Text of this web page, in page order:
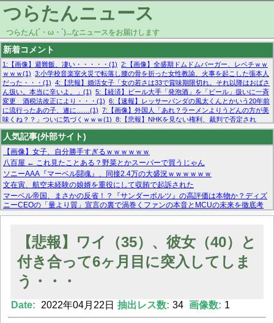
つらたんニュース
つらたん(´・ω・`)...なニュースをお届けします
新着コメント
1:【画像】避難飯、凄い・・・・・(1) 2:【画像】全盛期ドムドムバーガー、レベチｗｗ
ｗｗｗ(1) 3:小学校音楽室火災で転落し腰の骨を折った女性教諭、火事を起こした張本人
だった・・・(1) 4:【悲報】婚活女子「女の若さは33で賞味期限切れ。それ以降はおばさ
ん扱い。本当に辛いよ。」(1) 5:【経済】ビール大手「発泡酒」を「ビール」扱いに一斉
変更 酒税法改正により・・・(1) 6:【速報】レッサーパンダの風太くんとかいう20年前
に流行ったあの子、遂に……(1) 7:【画像】外国人「あれ？ラーメンよりうどんの方が美
味くね？？」ついに気づくｗｗｗ(1) 8:【悲報】NHKを見ない権利、裁判で否定され
る・・・(1) 9:欧州委員長「原発縮小は間違いでした」(1) 10:【悲報】日本企業の人手不
足、限界突破 52%「正社員も足りてません…」(1)
人気記事(外部サイト)
【画像】女子、自分勝手すぎるｗｗｗｗｗｗ
八百屋 ← これ見たことある？野菜とかスーパーで買うじゃん
ソニーAAA『マーベル闘魂』、同接2.4万の大盛況ｗｗｗｗｗｗ
文在寅、航空未経験の娘婿を重役にして収賄で起訴された
マーベル帝国、まさかの反省！？『サンダーボルツ』の高評価は本物か？ディズ
ニーCEOの「量より質」宣言の裏で渦巻くファンの本音とMCUの未来を徹底考
察！
【画像あり】FacebookとかTwitterで拾ったエロ画像貼ってくよ
Powered by livedoor 相互RSS
【悲報】ワイ（35）、彼女（40）と
付き合って6ヶ月目に突入してしま
う・・・
Date: 2022年04月22日 抽出レス数: 34 画像数: 1